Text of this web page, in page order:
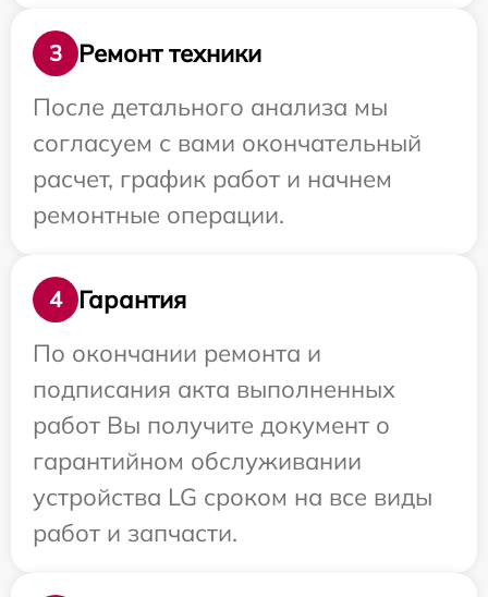
3
Ремонт техники
После детального анализа мы
согласуем с вами окончательный
расчет, график работ и начнем
ремонтные операции.
4
Гарантия
По окончании ремонта и
подписания акта выполненных
работ Вы получите документ о
гарантийном обслуживании
устройства LG сроком на все виды
работ и запчасти.